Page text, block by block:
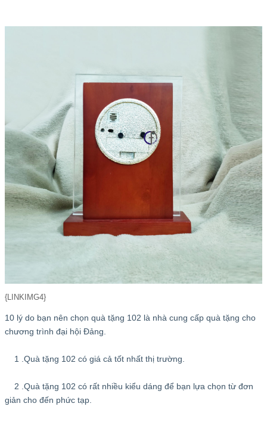
{LINKIMG4}
10 lý do bạn nên chọn quà tặng 102 là nhà cung cấp quà tặng cho
chương trình đại hội Đảng.
1 .Quà tặng 102 có giá cả tốt nhất thị trường.
2 .Quà tặng 102 có rất nhiều kiểu dáng để bạn lựa chọn từ đơn
giản cho đến phức tạp.